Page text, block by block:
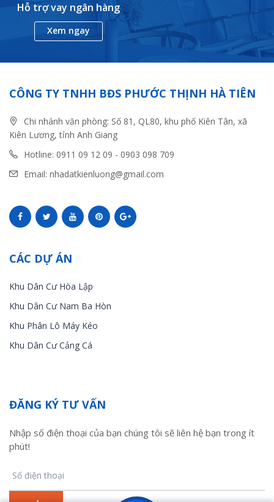
Hỗ trợ vay ngân hàng
Xem ngay
CÔNG TY TNHH BĐS PHƯỚC THỊNH HÀ TIÊN
Chi nhánh văn phòng: Số 81, QL80, khu phố Kiên Tân, xã
Kiên Lương, tỉnh Anh Giang
Hotline: 0911 09 12 09 - 0903 098 709
Email: nhadatkienluong@gmail.com
CÁC DỰ ÁN
Khu Dân Cư Hòa Lập
Khu Dân Cư Nam Ba Hòn
Khu Phân Lô Máy Kéo
Khu Dân Cư Cảng Cá
ĐĂNG KÝ TƯ VẤN
Nhập số điện thoại của bạn chúng tôi sẽ liên hệ bạn trong ít
phút!